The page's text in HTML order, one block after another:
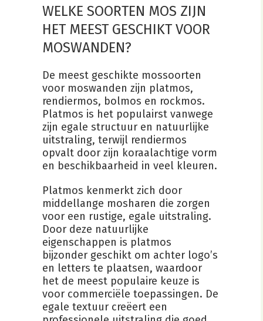
WELKE SOORTEN MOS ZIJN
HET MEEST GESCHIKT VOOR
MOSWANDEN?
De meest geschikte mossoorten
voor moswanden zijn platmos,
rendiermos, bolmos en rockmos.
Platmos is het populairst vanwege
zijn egale structuur en natuurlijke
uitstraling, terwijl rendiermos
opvalt door zijn koraalachtige vorm
en beschikbaarheid in veel kleuren.
Platmos kenmerkt zich door
middellange mosharen die zorgen
voor een rustige, egale uitstraling.
Door deze natuurlijke
eigenschappen is platmos
bijzonder geschikt om achter logo’s
en letters te plaatsen, waardoor
het de meest populaire keuze is
voor commerciële toepassingen. De
egale textuur creëert een